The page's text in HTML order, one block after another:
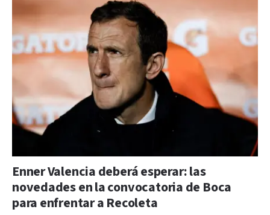
Enner Valencia deberá esperar: las
novedades en la convocatoria de Boca
para enfrentar a Recoleta